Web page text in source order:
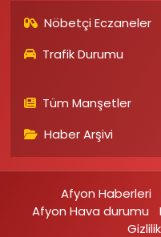
Nöbetçi Eczaneler
Trafik Durumu
Tüm Manşetler
Haber Arşivi
Afyon Haberleri
Afyon Hava durumu